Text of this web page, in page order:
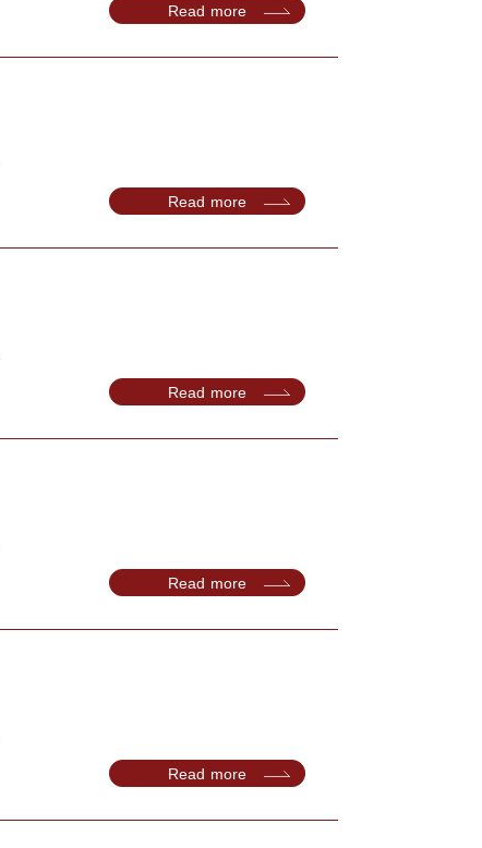
Read more
Read more
Read more
Read more
Read more